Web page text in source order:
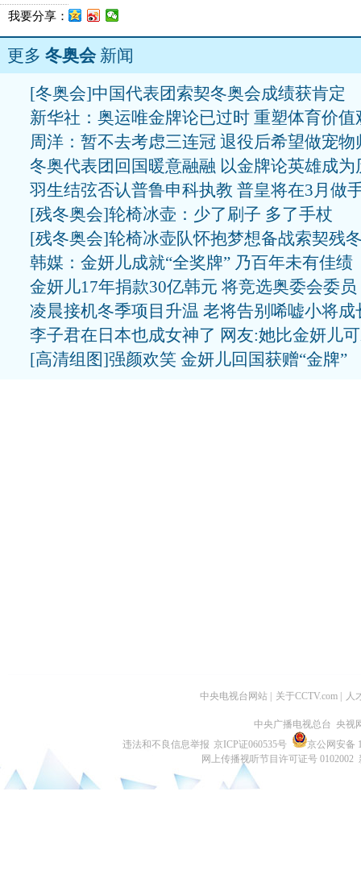
我要分享：
更多 冬奥会新闻
[冬奥会]中国代表团索契冬奥会成绩获肯定
新华社：奥运唯金牌论已过时 重塑体育价值
周洋：暂不去考虑三连冠 退役后希望做宠物
冬奥代表团回国暖意融融 以金牌论英雄成为
羽生结弦否认普鲁申科执教 普皇将在3月做
[残冬奥会]轮椅冰壶：少了刷子 多了手杖
[残冬奥会]轮椅冰壶队怀抱梦想备战索契残
韩媒：金妍儿成就“全奖牌” 乃百年未有佳绩
金妍儿17年捐款30亿韩元 将竞选奥委会委员
凌晨接机冬季项目升温 老将告别唏嘘小将成
李子君在日本也成女神了 网友:她比金妍儿
[高清组图]强颜欢笑 金妍儿回国获赠“金牌”
中央电视台网站 关于CCTV.com 人
中央广播电视总台 央视
违法和不良信息举报 京ICP证060535号
京公网安备
网上传播视听节目许可证号 0102002